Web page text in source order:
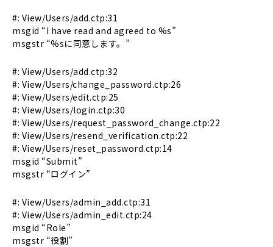
#: View/Users/add.ctp:31
msgid “I have read and agreed to %s”
msgstr “%sに同意します。”
#: View/Users/add.ctp:32
#: View/Users/change_password.ctp:26
#: View/Users/edit.ctp:25
#: View/Users/login.ctp:30
#: View/Users/request_password_change.ctp:22
#: View/Users/resend_verification.ctp:22
#: View/Users/reset_password.ctp:14
msgid “Submit”
msgstr “ログイン”
#: View/Users/admin_add.ctp:31
#: View/Users/admin_edit.ctp:24
msgid “Role”
msgstr “役割”